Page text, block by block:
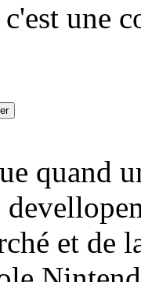
une
quand
et de